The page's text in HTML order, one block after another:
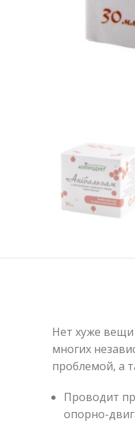
Нет хуже вещи
многих
проблемой, а
Проводит
опорно-